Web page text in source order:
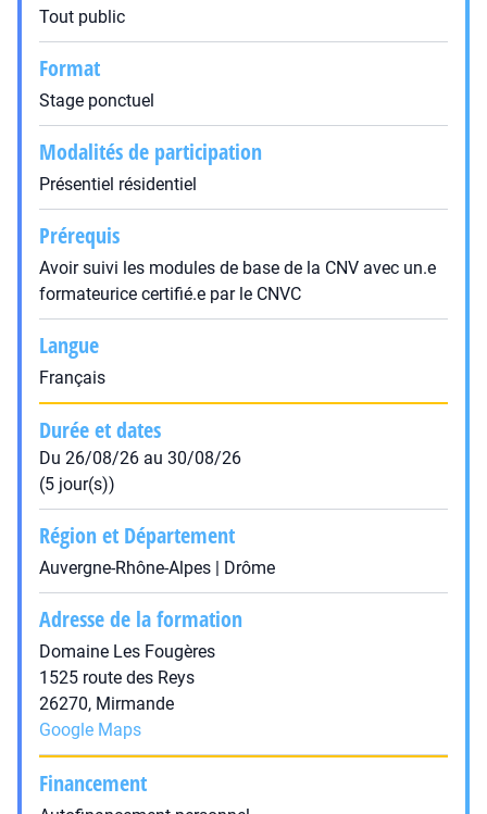
Tout public
Format
Stage ponctuel
Modalités de participation
Présentiel résidentiel
Prérequis
Avoir suivi les modules de base de la CNV avec un.e
formateurice certifié.e par le CNVC
Langue
Français
Durée et dates
Du 26/08/26 au 30/08/26
(5 jour(s))
Région et Département
Auvergne-Rhône-Alpes | Drôme
Adresse de la formation
Domaine Les Fougères
1525 route des Reys
26270, Mirmande
Google Maps
Financement